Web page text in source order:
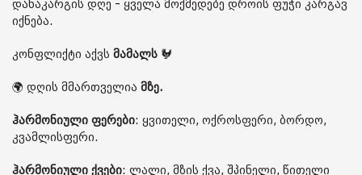
დანაკარგის დღე - ყველა მოქმედებე დროის ფუჭი კარგავ
იქნება.
კონფლიქტი აქვს მამალს 🐓
🌍 დღის მმართველია მზე.
ჰარმონიული ფერები: ყვითელი, ოქროსფერი, ბორდო,
კვამლისფერი.
ჰარმონიული ქვები: ლალი, მზის ქვა, შპინელი, წითელი